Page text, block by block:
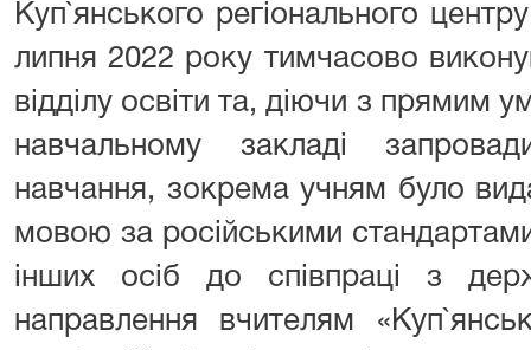
Куп`янського регіонального
липня 2022 року тимчасово
відділу освіти та, діючи з прямим
навчальному закладі
навчання, зокрема учням було
мовою за російськими
інших осіб до співпраці з
направлення вчителям